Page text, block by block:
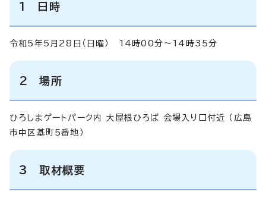
1 日時
令和5年5月28日（日曜） 14時00分～14時35分
2 場所
ひろしまゲートパーク内 大屋根ひろば 会場入り口付近 （広島
市中区基町5番地）
3 取材概要